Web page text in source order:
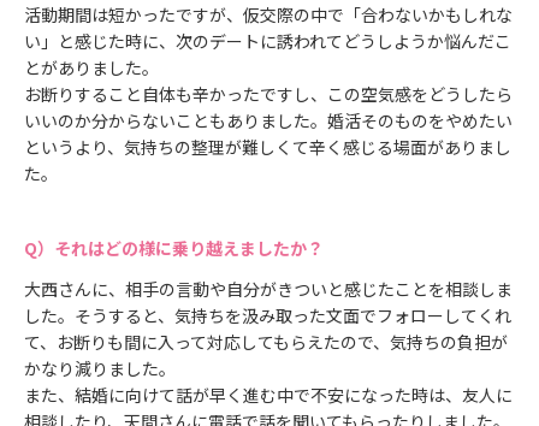
活動期間は短かったですが、仮交際の中で「合わないかもしれな
い」と感じた時に、次のデートに誘われてどうしようか悩んだこ
とがありました。
お断りすること自体も辛かったですし、この空気感をどうしたら
いいのか分からないこともありました。婚活そのものをやめたい
というより、気持ちの整理が難しくて辛く感じる場面がありまし
た。
それはどの様に乗り越えましたか？
大西さんに、相手の言動や自分がきついと感じたことを相談しま
した。そうすると、気持ちを汲み取った文面でフォローしてくれ
て、お断りも間に入って対応してもらえたので、気持ちの負担が
かなり減りました。
また、結婚に向けて話が早く進む中で不安になった時は、友人に
相談したり、天間さんに電話で話を聞いてもらったりしました。